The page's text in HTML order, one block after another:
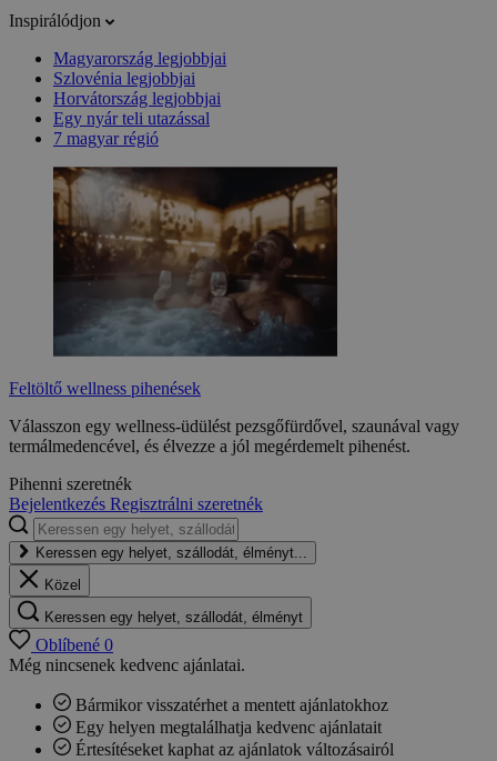
Inspirálódjon
Magyarország legjobbjai
Szlovénia legjobbjai
Horvátország legjobbjai
Egy nyár teli utazással
7 magyar régió
Feltöltő wellness pihenések
Válasszon egy wellness-üdülést pezsgőfürdővel, szaunával vagy
termálmedencével, és élvezze a jól megérdemelt pihenést.
Pihenni szeretnék
Bejelentkezés Regisztrálni szeretnék
Keressen egy helyet, szállodát, élményt...
Közel
Keressen egy helyet, szállodát, élményt
Oblíbené 0
Még nincsenek kedvenc ajánlatai.
Bármikor visszatérhet a mentett ajánlatokhoz
Egy helyen megtalálhatja kedvenc ajánlatait
Értesítéseket kaphat az ajánlatok változásairól